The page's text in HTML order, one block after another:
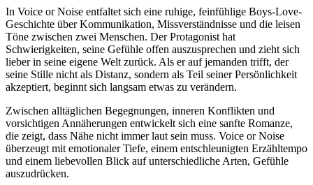
In Voice or Noise entfaltet sich eine ruhige, feinfühlige Boys-Love-
Geschichte über Kommunikation, Missverständnisse und die leisen
Töne zwischen zwei Menschen. Der Protagonist hat
Schwierigkeiten, seine Gefühle offen auszusprechen und zieht sich
lieber in seine eigene Welt zurück. Als er auf jemanden trifft, der
seine Stille nicht als Distanz, sondern als Teil seiner Persönlichkeit
akzeptiert, beginnt sich langsam etwas zu verändern.
Zwischen alltäglichen Begegnungen, inneren Konflikten und
vorsichtigen Annäherungen entwickelt sich eine sanfte Romanze,
die zeigt, dass Nähe nicht immer laut sein muss. Voice or Noise
überzeugt mit emotionaler Tiefe, einem entschleunigten Erzähltempo
und einem liebevollen Blick auf unterschiedliche Arten, Gefühle
auszudrücken.